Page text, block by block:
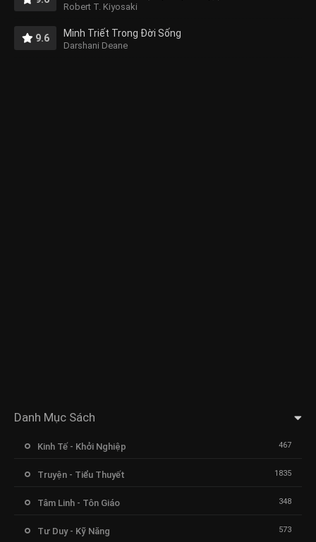
Robert T. Kiyosaki
9.6 Minh Triết Trong Đời Sống
Darshani Deane
Danh Mục Sách
Kinh Tế - Khởi Nghiệp 467
Truyện - Tiểu Thuyết 1835
Tâm Linh - Tôn Giáo 348
Tư Duy - Kỹ Năng 573